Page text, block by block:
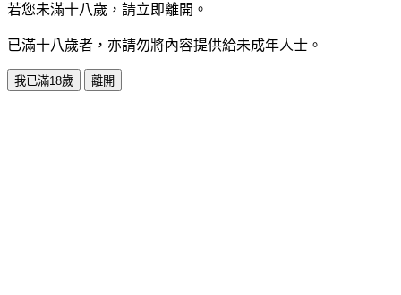
若您未滿十八歲，請立即離開。
已滿十八歲者，亦請勿將內容提供給未成年人士。
我已滿18歲 離開